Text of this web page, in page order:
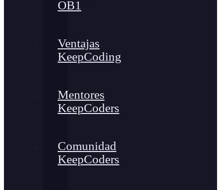
OB1
Ventajas
KeepCoding
Mentores
KeepCoders
Comunidad
KeepCoders